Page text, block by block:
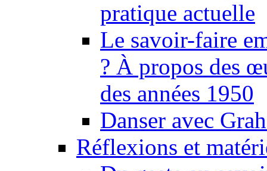
pratique actuelle
Le savoir-faire
? À propos des
des années 1950
Danser avec
Réflexions et